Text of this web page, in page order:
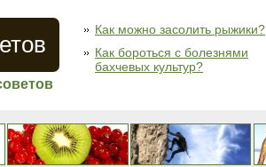
Как можно засолить рыжики?
Как бороться с болезнями
бахчевых культур?